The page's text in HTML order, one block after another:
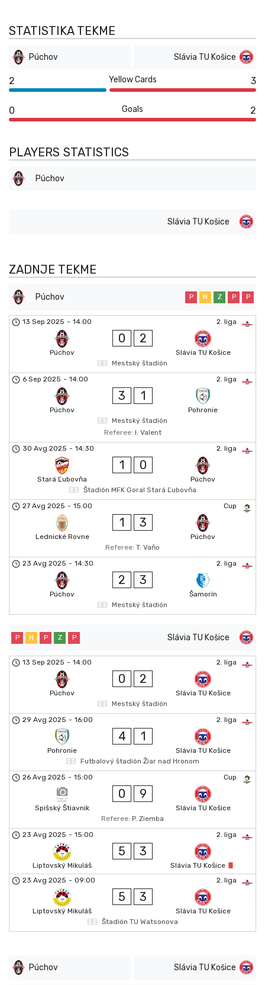
STATISTIKA TEKME
Púchov Slávia TU Košice
2 Yellow Cards 3
0 Goals 2
PLAYERS STATISTICS
Púchov
Slávia TU Košice
ZADNJE TEKME
Púchov P N Z P P
2. liga
13 Sep 2025 - 14:00
Púchov
0 2
Slávia TU Košice
Mestský štadión
2. liga
6 Sep 2025 - 14:00
Púchov
3 1
Pohronie
Mestský štadión
Referee: I. Valent
2. liga
30 Avg 2025 - 14:30
Stará Ľubovňa
1 0
Púchov
Štadión MFK Goral Stará Ľubovňa
Cup
27 Avg 2025 - 15:00
Lednické Rovne
1 3
Púchov
Referee: T. Vaňo
2. liga
23 Avg 2025 - 14:30
Púchov
2 3
Šamorín
Mestský štadión
Slávia TU Košice
P N P Z P
2. liga
13 Sep 2025 - 14:00
Púchov
0 2
Slávia TU Košice
Mestský štadión
2. liga
29 Avg 2025 - 16:00
Pohronie
4 1
Slávia TU Košice
Futbalový štadión Žiar nad Hronom
Cup
26 Avg 2025 - 15:00
Spišský Štiavnik
0 9
Slávia TU Košice
Referee: P. Ziemba
2. liga
23 Avg 2025 - 15:00
Liptovský Mikuláš
5 3
Slávia TU Košice
2. liga
23 Avg 2025 - 09:00
Liptovský Mikuláš
5 3
Slávia TU Košice
Štadión TU Watsonova
Púchov Slávia TU Košice